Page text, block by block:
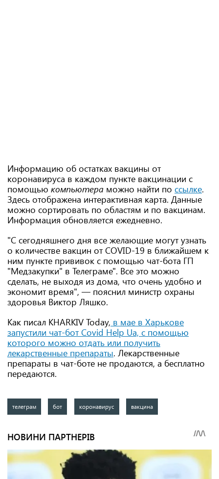
Информацию об остатках вакцины от
коронавируса в каждом пункте вакцинации с
помощью компьютера можно найти по ссылке.
Здесь отображена интерактивная карта. Данные
можно сортировать по областям и по вакцинам.
Информация обновляется ежедневно.
"С сегодняшнего дня все желающие могут узнать
о количестве вакцин от COVID-19 в ближайшем к
ним пункте прививок с помощью чат-бота ГП
"Медзакупки" в Телеграме". Все это можно
сделать, не выходя из дома, что очень удобно и
экономит время", — пояснил министр охраны
здоровья Виктор Ляшко.
Как писал KHARKIV Today, в мае в Харькове
запустили чат-бот Covid Help Ua, с помощью
которого можно отдать или получить
лекарственные препараты. Лекарственные
препараты в чат-боте не продаются, а бесплатно
передаются.
телеграм бот коронавирус вакцина